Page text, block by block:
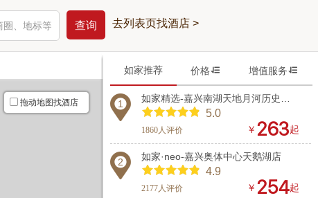
去列表页找酒店 >
如家推荐 价格 增值服务
1
5.0
1860人评价 ￥ 起
2 如家·neo-嘉兴奥体中心天鹅湖店
4.9
2177人评价 ￥ 起
拖动地图找酒店